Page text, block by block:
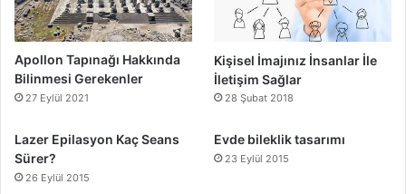
Apollon Tapınağı Hakkında
Bilinmesi Gerekenler
27 Eylül 2021
Kişisel İmajınız İnsanlar İle
İletişim Sağlar
28 Şubat 2018
Lazer Epilasyon Kaç Seans
Sürer?
26 Eylül 2015
Evde bileklik tasarımı
23 Eylül 2015